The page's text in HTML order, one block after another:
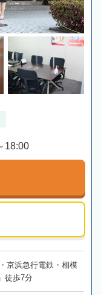
18:00
京浜急行電鉄・相模
徒歩7分